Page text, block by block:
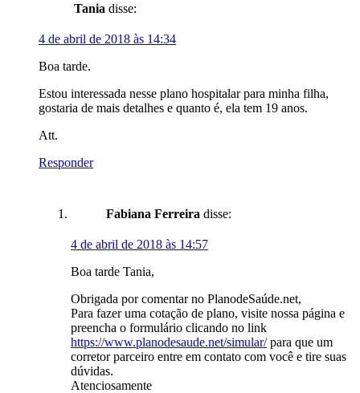
Tania disse:
4 de abril de 2018 às 14:34
Boa tarde.
Estou interessada nesse plano hospitalar para minha filha,
gostaria de mais detalhes e quanto é, ela tem 19 anos.
Att.
Responder
Fabiana Ferreira disse:
4 de abril de 2018 às 14:57
Boa tarde Tania,
Obrigada por comentar no PlanodeSaúde.net,
Para fazer uma cotação de plano, visite nossa página e
preencha o formulário clicando no link
https://www.planodesaude.net/simular/para que um
corretor parceiro entre em contato com você e tire suas
dúvidas.
Atenciosamente